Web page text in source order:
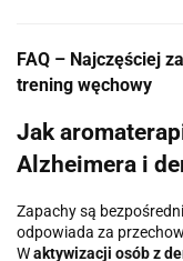
FAQ – Najczęściej
trening węchowy
Jak
Alzheimera i
Zapachy są
odpowiada za
Waktywizacji osób z